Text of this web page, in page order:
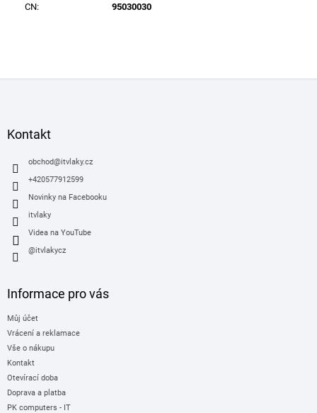
CN: 95030030
Kontakt
obchod@itvlaky.cz
+420577912599
Novinky na Facebooku
itvlaky
Videa na YouTube
@itvlakycz
Informace pro vás
Můj účet
Vrácení a reklamace
Vše o nákupu
Kontakt
Otevírací doba
Doprava a platba
PK computers - IT